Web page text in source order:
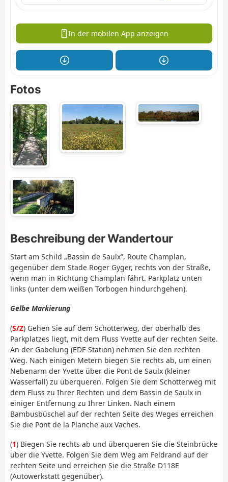
In der mobilen App anzeigen
Fotos
Beschreibung der Wandertour
Start am Schild „Bassin de Saulx”, Route Champlan,
gegenüber dem Stade Roger Gyger, rechts von der Straße,
wenn man in Richtung Champlan fährt. Parkplatz unten
links (unter dem weißen Torbogen hindurchgehen).
Gelbe Markierung
(S/Z) Gehen Sie auf dem Schotterweg, der oberhalb des
Parkplatzes liegt, mit dem Fluss Yvette auf der rechten Seite.
An der Gabelung (EDF-Station) nehmen Sie den rechten
Weg. Nach einigen Metern biegen Sie rechts ab, um einen
Nebenarm der Yvette über die Pont de Saulx (kleiner
Wasserfall) zu überqueren. Folgen Sie dem Schotterweg mit
dem Fluss zu Ihrer Rechten und dem Bassin de Saulx in
einiger Entfernung zu Ihrer Linken. Nach einem
Bambusbüschel auf der rechten Seite des Weges erreichen
Sie die Pont de la Planche aux Vaches.
(1) Biegen Sie rechts ab und überqueren Sie die Steinbrücke
über die Yvette. Folgen Sie dem Weg am Feldrand auf der
rechten Seite und erreichen Sie die Straße D118E
(Autowerkstatt gegenüber).